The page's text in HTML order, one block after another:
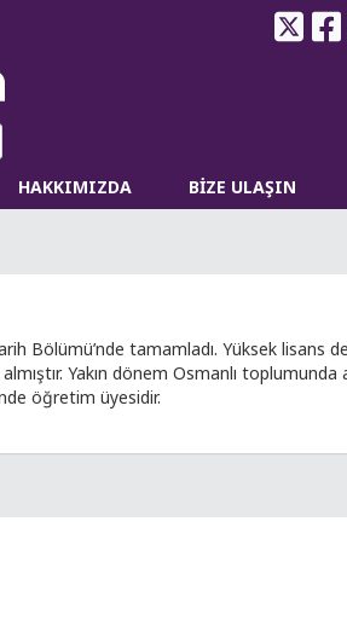
HAKKIMIZDA BİZE ULAŞIN
Bölümü’nde tamamladı. Yüksek lisans
Yakın dönem Osmanlı toplumunda
öğretim üyesidir.